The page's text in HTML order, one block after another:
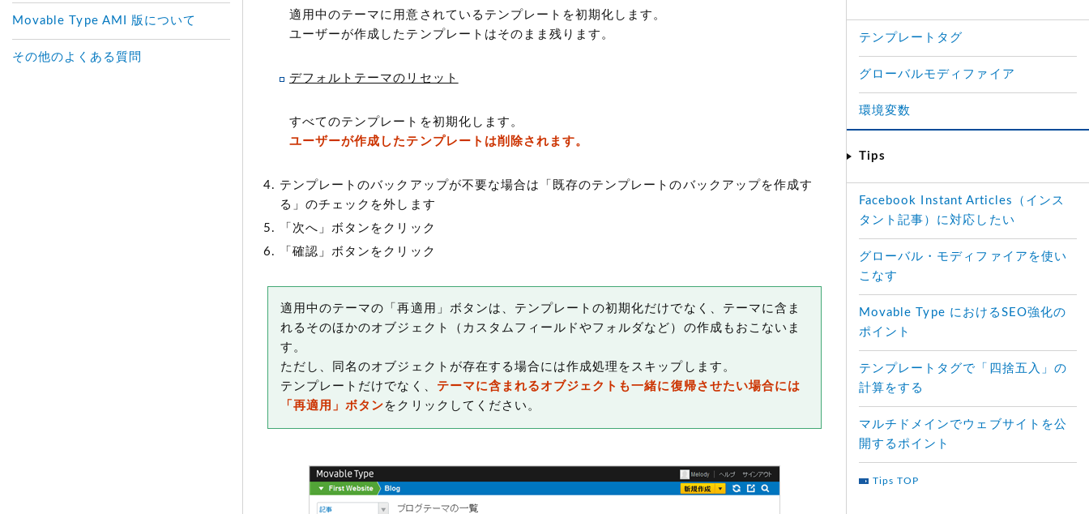
適用中のテーマに用意されているテンプレートを初期化します。
ユーザーが作成したテンプレートはそのまま残ります。
デフォルトテーマのリセット
すべてのテンプレートを初期化します。
ユーザーが作成したテンプレートは削除されます。
テンプレートのバックアップが不要な場合は「既存のテンプレートのバックアップを作成す
る」のチェックを外します
「次へ」ボタンをクリック
「確認」ボタンをクリック
適用中のテーマの「再適用」ボタンは、テンプレートの初期化だけでなく、テーマに含ま
れるそのほかのオブジェクト（カスタムフィールドやフォルダなど）の作成もおこないま
す。
ただし、同名のオブジェクトが存在する場合には作成処理をスキップします。
テンプレートだけでなく、 テーマに含まれるオブジェクトも一緒に復帰させたい場合には
「再適用」ボタン をクリックしてください。
Movable Type AMI 版について
その他のよくある質問
テンプレートタグ
グローバルモディファイア
環境変数
Tips
Facebook Instant Articles（インス
タント記事）に対応したい
グローバル・モディファイアを使い
こなす
Movable Type におけるSEO強化の
ポイント
テンプレートタグで「四捨五入」の
計算をする
マルチドメインでウェブサイトを公
開するポイント
Tips TOP